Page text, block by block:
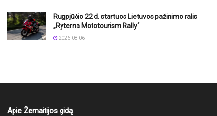
Rugpjūčio 22 d. startuos Lietuvos pažinimo ralis
„Ryterna Mototourism Rally“
2026-08-06
Apie Žemaitijos gidą